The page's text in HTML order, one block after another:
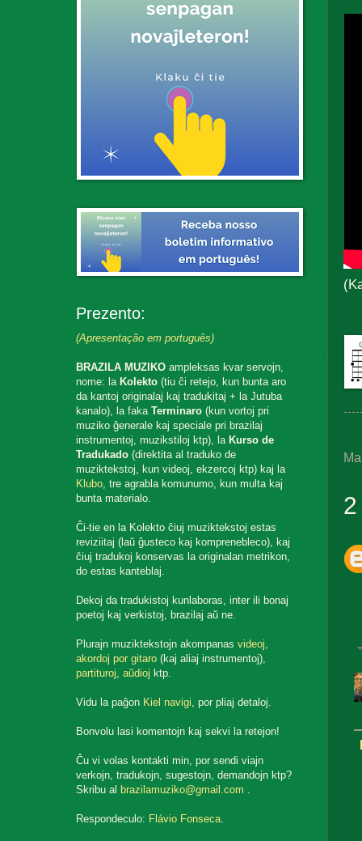
Prezento:
(Apresentação em português)
BRAZILA MUZIKO ampleksas kvar servojn,
nome: la Kolekto (tiu ĉi retejo, kun bunta aro
da kantoj originalaj kaj tradukitaj + la Jutuba
kanalo), la fakaTerminaro (kun vortoj pri
muziko ĝenerale kaj speciale pri brazilaj
instrumentoj, muzikstiloj ktp), la Kurso de
Tradukado (direktita al traduko de
muziktekstoj, kun videoj, ekzercoj ktp) kaj la
Klubo, tre agrabla komunumo, kun multa kaj
bunta materialo.
Ĉi-tie en la Kolekto ĉiuj muziktekstoj estas
reviziitaj (laŭ ĝusteco kaj komprenebleco), kaj
ĉiuj tradukoj konservas la originalan metrikon,
do estas kanteblaj.
Dekoj da tradukistoj kunlaboras, inter ili bonaj
poetoj kaj verkistoj, brazilaj aŭ ne.
Plurajn muziktekstojn akompanasvideoj,
akordoj por gitaro (kaj aliaj instrumentoj),
partituroj,aŭdioj ktp.
Vidu la paĝon Kiel navigi, por pliaj detaloj.
Bonvolu lasi komentojn kaj sekvi la retejon!
Ĉu vi volas kontakti min, por sendi viajn
verkojn, tradukojn, sugestojn, demandojn ktp?
Skribu al brazilamuziko@gmail.com .
Respondeculo: Flávio Fonseca.